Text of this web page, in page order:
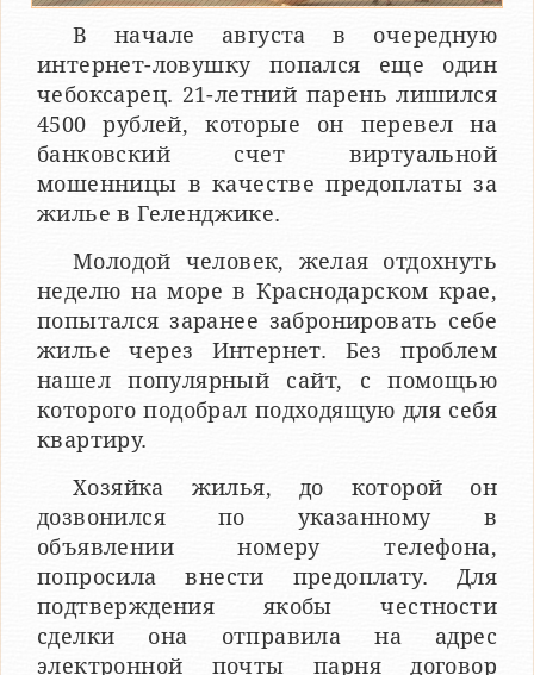
В начале августа в очередную
интернет-ловушку попался еще один
чебоксарец. 21-летний парень лишился
4500 рублей, которые он перевел на
банковский счет виртуальной
мошенницы в качестве предоплаты за
жилье в Геленджике.
Молодой человек, желая отдохнуть
неделю на море в Краснодарском крае,
попытался заранее забронировать себе
жилье через Интернет. Без проблем
нашел популярный сайт, с помощью
которого подобрал подходящую для себя
квартиру.
Хозяйка жилья, до которой он
дозвонился по указанному в
объявлении номеру телефона,
попросила внести предоплату. Для
подтверждения якобы честности
сделки она отправила на адрес
электронной почты парня договор